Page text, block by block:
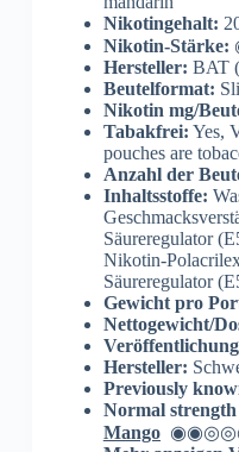
Nikotingehalt:
Nikotin-Stärke:
Hersteller: BAT
Beutelformat:
Nikotin mg/
Tabakfrei: Yes,
pouches are
Anzahl der
Inhaltsstoffe:
Säureregulator
Nikotin-
Säureregulator
Gewicht pro
Nettogewicht/
Hersteller:
Previously
Normal
Mango◉◉◎◎◎◎